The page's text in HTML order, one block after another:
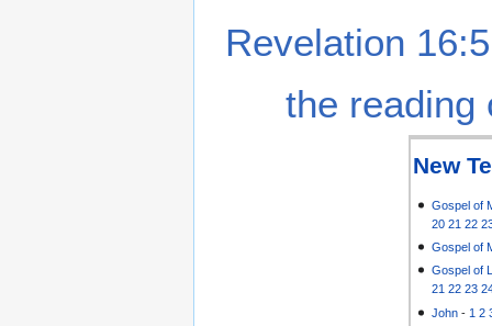
Revelation
the reading
New
Gospel of
20 21 22
Gospel of
Gospel of
21 22 23
John - 1 2